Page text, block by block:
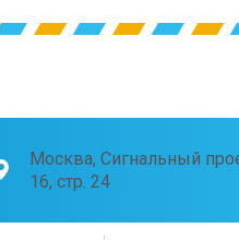
Москва, Сигнальный
16, стр. 24